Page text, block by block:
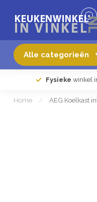
Alle categorieën
Fysieke winkel
Home / AEG Koelkast